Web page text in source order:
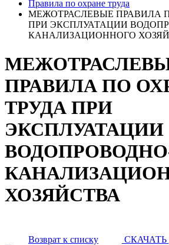
Правила по охране труда
МЕЖОТРАСЛЕВЫЕ ПРАВИЛА
ПРИ ЭКСПЛУАТАЦИИ
КАНАЛИЗАЦИОННОГО
ПРАВИЛА ПО
ТРУДА ПРИ
ЭКСПЛУАТАЦИИ
ХОЗЯЙСТВА
Возврат к списку